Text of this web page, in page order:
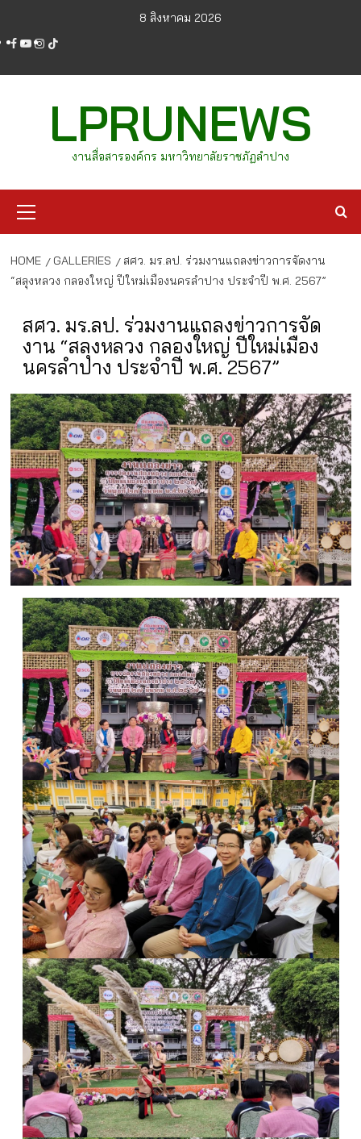
content
8 สิงหาคม 2026
facebook
youtube
instagram
tiktok
LPRUNEWS
งานสื่อสารองค์กร มหาวิทยาลัยราชภัฏลำปาง
Menu
HOME GALLERIES
สศว. มร.ลป. ร่วมงานแถลงข่าวการจัดงาน
“สลุงหลวง กลองใหญ่ ปีใหม่เมืองนครลำปาง ประจำปี พ.ศ. 2567”
สศว. มร.ลป. ร่วมงานแถลงข่าวการจัด
งาน “สลุงหลวง กลองใหญ่ ปีใหม่เมือง
นครลำปาง ประจำปี พ.ศ. 2567”